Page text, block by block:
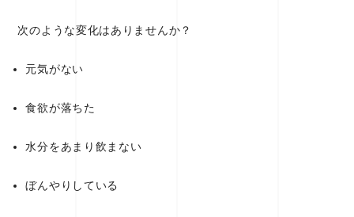
次のような変化はありませんか？
元気がない
食欲が落ちた
水分をあまり飲まない
ぼんやりしている